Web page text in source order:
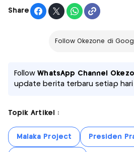
Share
Follow Okezone di
FollowWhatsApp Channel
update berita terbaru setiap hari
Topik Artikel :
Malaka Project Presiden